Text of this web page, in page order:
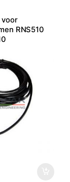
voor
RNS510